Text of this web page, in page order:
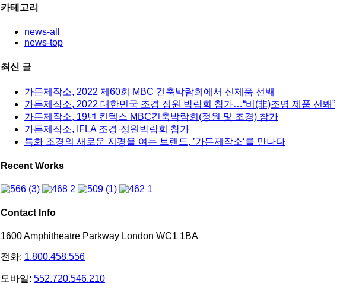
카테고리
news-all
news-top
최신 글
가든제작소, 2022 제60회 MBC 건축박람회에서 신제품 선봬
가든제작소, 2022 대한민국 조경 정원 박람회 참가…“비(非)조명 제품 선봬”
가든제작소, 19년 킨텍스 MBC건축박람회(정원 및 조경) 참가
가든제작소, IFLA 조경·정원박람회 참가
특화 조경의 새로운 지평을 여는 브랜드, ’가든제작소‘를 만나다
Recent Works
Contact Info
1600 Amphitheatre Parkway London WC1 1BA
전화: 1.800.458.556
모바일: 552.720.546.210